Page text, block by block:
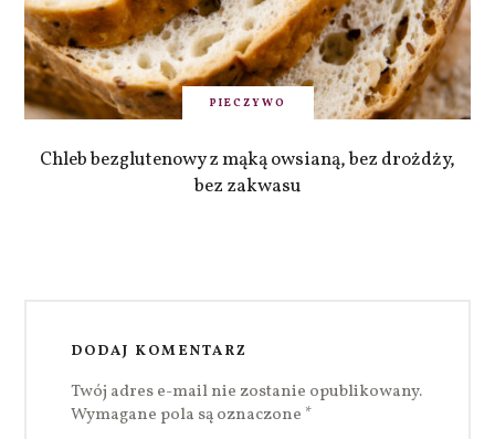
PIECZYWO
Chleb bezglutenowy z mąką owsianą, bez drożdży,
bez zakwasu
DODAJ KOMENTARZ
Twój adres e-mail nie zostanie opublikowany.
Wymagane pola są oznaczone *